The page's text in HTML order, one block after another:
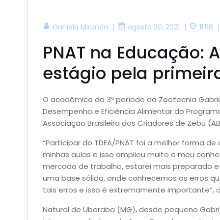
Daniela Miranda | agosto 20, 2021 | 11:58 |
PNAT na Educação:
estágio pela
O acadêmico do 3º período da Zootecnia
Desempenho e Eficiência Alimentar do
Associação Brasileira dos Criadores de Zebu
“Participar do TDEA/PNAT foi a melhor forma
minhas aulas e isso ampliou muito o meu
mercado de trabalho, estarei mais preparado
uma base sólida, onde conhecemos os erros
tais erros e isso é extremamente importante”,
Natural de Uberaba (MG), desde pequeno